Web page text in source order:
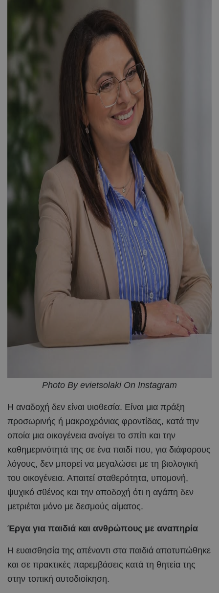
Photo By evietsolaki On Instagram
Η αναδοχή δεν είναι υιοθεσία. Είναι μια πράξη
προσωρινής ή μακροχρόνιας φροντίδας, κατά την
οποία μια οικογένεια ανοίγει το σπίτι και την
καθημερινότητά της σε ένα παιδί που, για διάφορους
λόγους, δεν μπορεί να μεγαλώσει με τη βιολογική
του οικογένεια. Απαιτεί σταθερότητα, υπομονή,
ψυχικό σθένος και την αποδοχή ότι η αγάπη δεν
μετριέται μόνο με δεσμούς αίματος.
Έργα για παιδιά και ανθρώπους με αναπηρία
Η ευαισθησία της απέναντι στα παιδιά αποτυπώθηκε
και σε πρακτικές παρεμβάσεις κατά τη θητεία της
στην τοπική αυτοδιοίκηση.